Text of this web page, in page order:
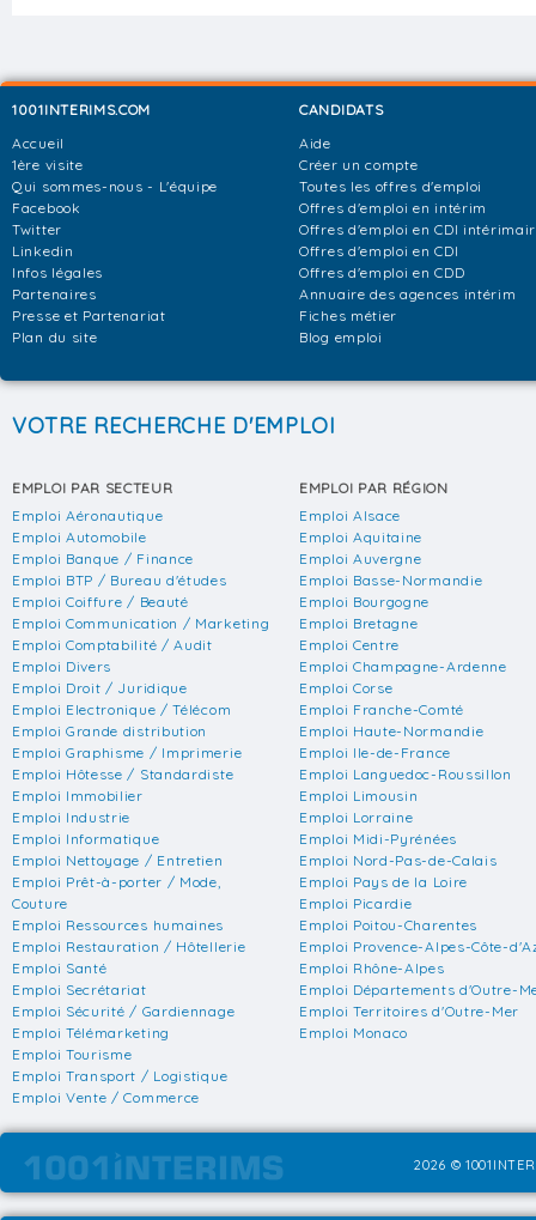
1001INTERIMS.COM
Accueil
1ère visite
Qui sommes-nous - L'équipe
Facebook
Twitter
Linkedin
Infos légales
Partenaires
Presse et Partenariat
Plan du site
CANDIDATS
Aide
Créer un compte
Toutes les offres d'emploi
Offres d'emploi en intérim
Offres d'emploi en CDI
Offres d'emploi en CDI
Offres d'emploi en CDD
Annuaire des agences intérim
Fiches métier
Blog emploi
VOTRE RECHERCHE D'EMPLOI
EMPLOI PAR SECTEUR
Emploi Aéronautique
Emploi Automobile
Emploi Banque / Finance
Emploi BTP / Bureau d'études
Emploi Coiffure / Beauté
Emploi Communication / Marketing
Emploi Comptabilité / Audit
Emploi Divers
Emploi Droit / Juridique
Emploi Electronique / Télécom
Emploi Grande distribution
Emploi Graphisme / Imprimerie
Emploi Hôtesse / Standardiste
Emploi Immobilier
Emploi Industrie
Emploi Informatique
Emploi Nettoyage / Entretien
Emploi Prêt-à-porter / Mode,
Couture
Emploi Ressources humaines
Emploi Restauration / Hôtellerie
Emploi Santé
Emploi Secrétariat
Emploi Sécurité / Gardiennage
Emploi Télémarketing
Emploi Tourisme
Emploi Transport / Logistique
Emploi Vente / Commerce
EMPLOI PAR RÉGION
Emploi Alsace
Emploi Aquitaine
Emploi Auvergne
Emploi Basse-Normandie
Emploi Bourgogne
Emploi Bretagne
Emploi Centre
Emploi Champagne-Ardenne
Emploi Corse
Emploi Franche-Comté
Emploi Haute-Normandie
Emploi Ile-de-France
Emploi Languedoc-Roussillon
Emploi Limousin
Emploi Lorraine
Emploi Midi-Pyrénées
Emploi Nord-Pas-de-Calais
Emploi Pays de la Loire
Emploi Picardie
Emploi Poitou-Charentes
Emploi Provence-Alpes-Côte-
Emploi Rhône-Alpes
Emploi Départements d'Outre-
Emploi Territoires d'Outre-Mer
Emploi Monaco
2026 ©